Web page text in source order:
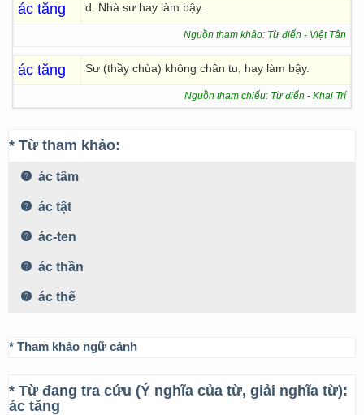
ác tăng d. Nhà sư hay làm bậy.
Nguồn tham khảo: Từ điển - Việt Tân
ác tăng Sư (thầy chùa) không chân tu, hay làm bậy.
Nguồn tham chiếu: Từ điển - Khai Trí
* Từ tham khảo:
ác tâm
ác tật
ác-ten
ác thần
ác thế
* Tham khảo ngữ cảnh
* Từ đang tra cứu (Ý nghĩa của từ, giải nghĩa từ):
ác tăng